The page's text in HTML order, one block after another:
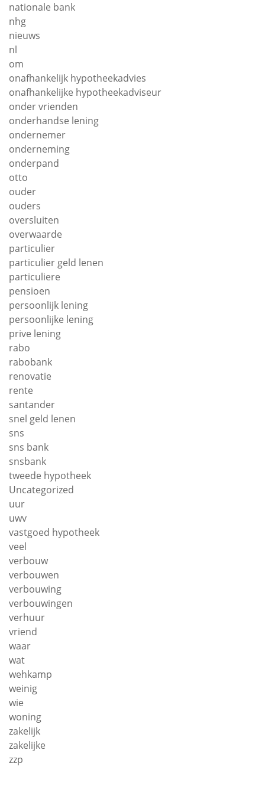
nationale bank
nhg
nieuws
nl
om
onafhankelijk hypotheekadvies
onafhankelijke hypotheekadviseur
onder vrienden
onderhandse lening
ondernemer
onderneming
onderpand
otto
ouder
ouders
oversluiten
overwaarde
particulier
particulier geld lenen
particuliere
pensioen
persoonlijk lening
persoonlijke lening
prive lening
rabo
rabobank
renovatie
rente
santander
snel geld lenen
sns
sns bank
snsbank
tweede hypotheek
Uncategorized
uur
uwv
vastgoed hypotheek
veel
verbouw
verbouwen
verbouwing
verbouwingen
verhuur
vriend
waar
wat
wehkamp
weinig
wie
woning
zakelijk
zakelijke
zzp